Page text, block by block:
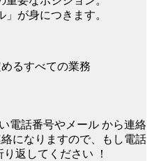
」が身につきます。
るすべての業務
電話番号やメール から連絡
になりますので、もし電話
り返してください ！